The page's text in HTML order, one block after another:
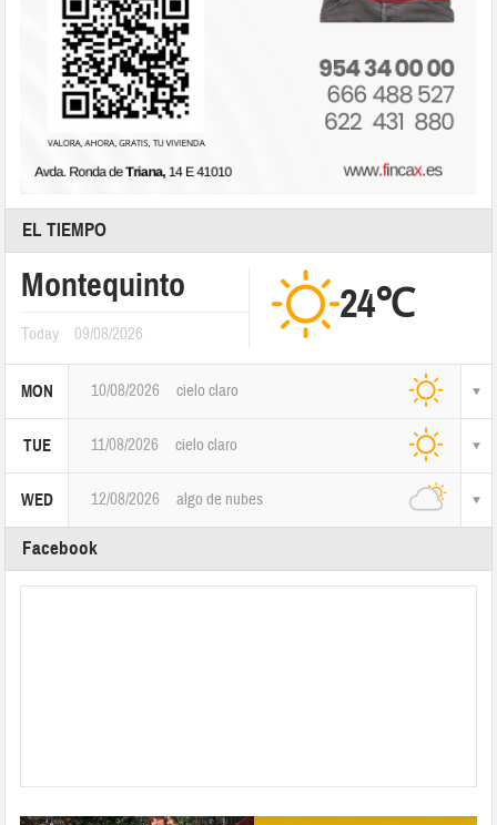
EL TIEMPO
Montequinto
Today 09/08/2026
24℃
MON 10/08/2026 cielo claro
TUE 11/08/2026 cielo claro
WED 12/08/2026 algo de nubes
Facebook